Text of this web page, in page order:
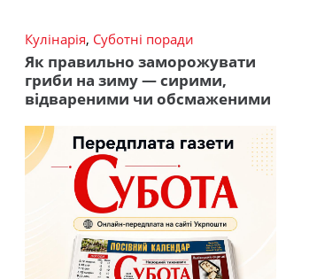
Кулінарія, Суботні поради
Як правильно заморожувати
гриби на зиму — сирими,
відвареними чи обсмаженими